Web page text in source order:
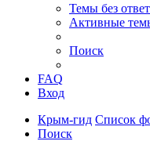
Темы без
Активные
Поиск
FAQ
Вход
Крым-гид Список
Поиск